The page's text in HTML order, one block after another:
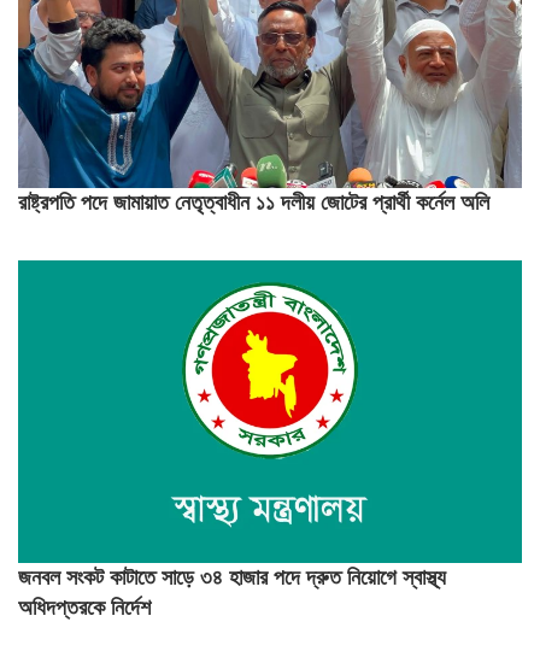
রাষ্ট্রপতি পদে জামায়াত নেতৃত্বাধীন ১১ দলীয় জোটের প্রার্থী কর্নেল অলি
জনবল সংকট কাটাতে সাড়ে ৩৪ হাজার পদে দ্রুত নিয়োগে স্বাস্থ্য
অধিদপ্তরকে নির্দেশ